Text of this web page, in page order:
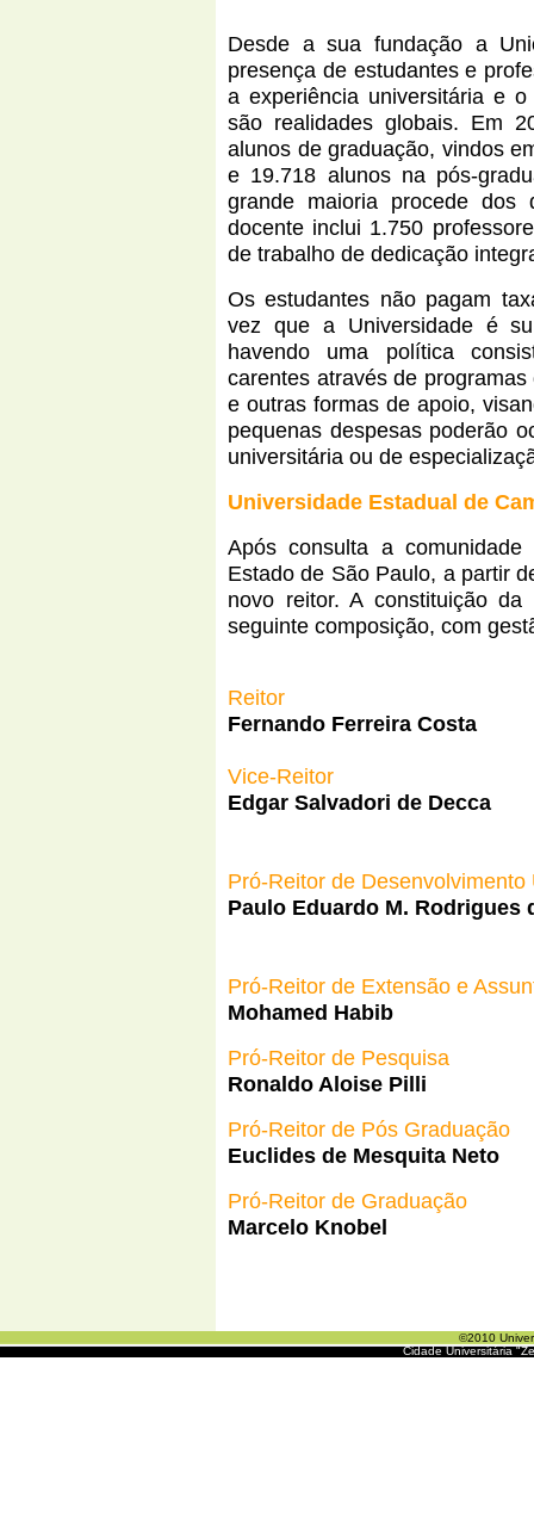
Desde a sua fundação a
presença de estudantes e
a experiência universitária e
são realidades globais. Em
alunos de graduação, vindos
e 19.718 alunos na pós-
grande maioria procede dos
docente inclui 1.750
de trabalho de dedicação
Os estudantes não pagam
vez que a Universidade é
havendo uma política
carentes através de
e outras formas de apoio,
pequenas despesas poderão
universitária ou de
Universidade Estadual de
Após consulta a
Estado de São Paulo, a partir
novo reitor. A constituição
seguinte composição, com
Reitor
Fernando Ferreira Costa
Vice-Reitor
Edgar Salvadori de Decca
Pró-Reitor de Desenvolvimento
Paulo Eduardo M. Rodrigues
Pró-Reitor de Extensão e
Mohamed Habib
Pró-Reitor de Pesquisa
Ronaldo Aloise Pilli
Pró-Reitor de Pós Graduação
Euclides de Mesquita Neto
Pró-Reitor de Graduação
Marcelo Knobel
©2010
Cidade Universitária